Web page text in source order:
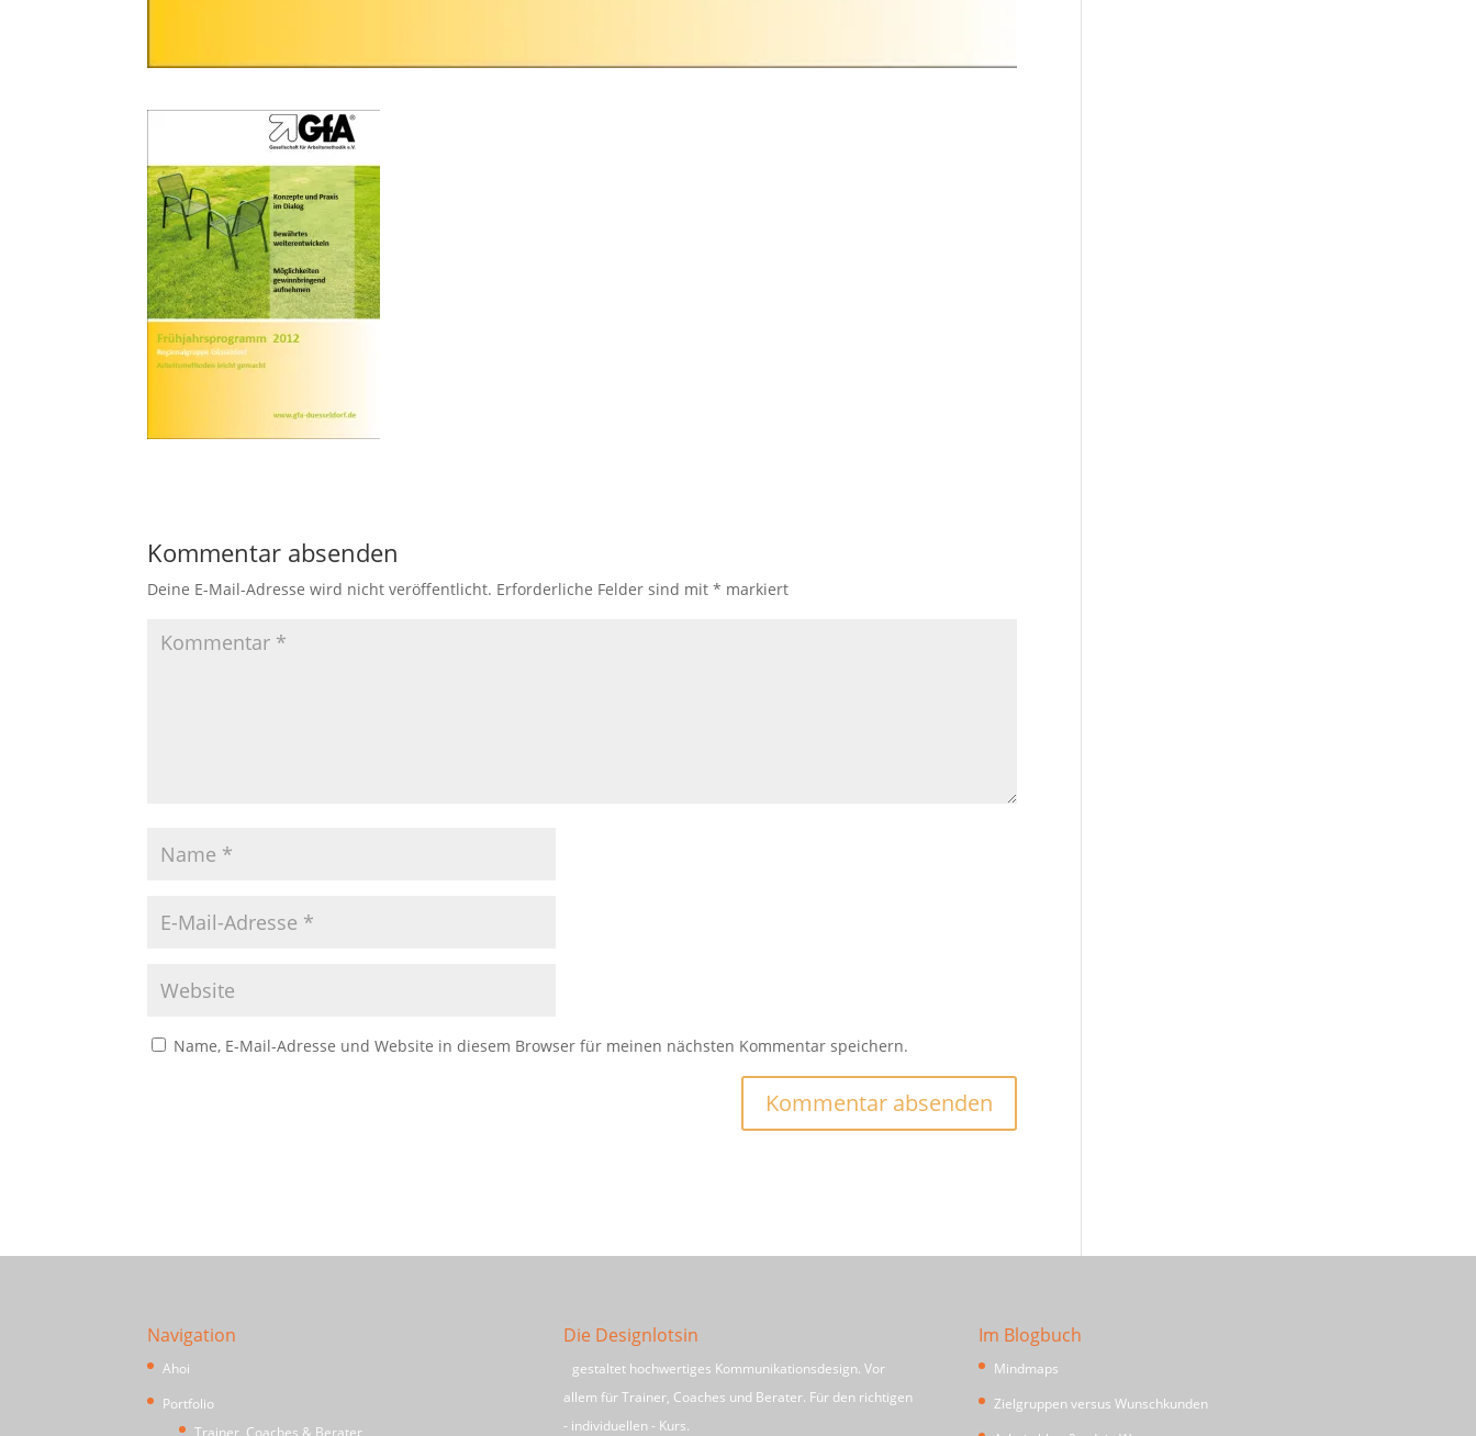
Kommentar absenden
Deine E-Mail-Adresse wird nicht veröffentlicht. Erforderliche Felder sind mit* markiert
Name, E-Mail-Adresse und Website in diesem Browser für meinen nächsten Kommentar speichern.
Navigation
Ahoi
Portfolio
Die Designlotsin
gestaltet hochwertiges Kommunikationsdesign. Vor
allem für Trainer, Coaches und Berater. Für den richtigen
- individuellen - Kurs.
Im Blogbuch
Mindmaps
Zielgruppen versus Wunschkunden